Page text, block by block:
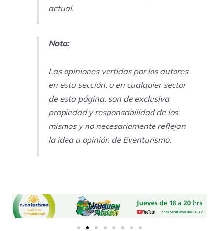
actual.
Nota:
Las opiniones vertidas por los autores
en esta sección, o en cualquier sector
de esta página, son de exclusiva
propiedad y responsabilidad de los
mismos y no necesariamente reflejan
la idea u opinión de Eventurismo.
Previous
slide
Next
slide